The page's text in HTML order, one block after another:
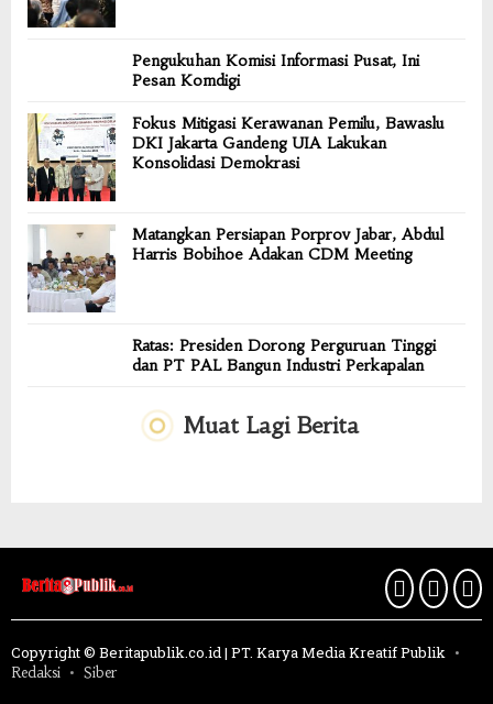
Pengukuhan Komisi Informasi Pusat, Ini
Pesan Komdigi
Fokus Mitigasi Kerawanan Pemilu, Bawaslu
DKI Jakarta Gandeng UIA Lakukan
Konsolidasi Demokrasi
Matangkan Persiapan Porprov Jabar, Abdul
Harris Bobihoe Adakan CDM Meeting
Ratas: Presiden Dorong Perguruan Tinggi
dan PT PAL Bangun Industri Perkapalan
Muat Lagi Berita
Copyright © Beritapublik.co.id | PT. Karya Media Kreatif Publik
Redaksi Siber